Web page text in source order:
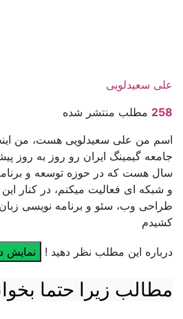
علی سعیدلویی
258 مطلب منتشر شده
اسم من علی سعیدلویی هست، من
جامعه گیمینگ ایران رو روز به روز
سال هست که در حوزه توسعه و
و شبکه ای فعالیت میکنم، در کنار
طراحی وب، سئو و برنامه نویسی
کشیدم
درباره این مطلب نظر دهید ! نمایش
مطالب زیرا حتما